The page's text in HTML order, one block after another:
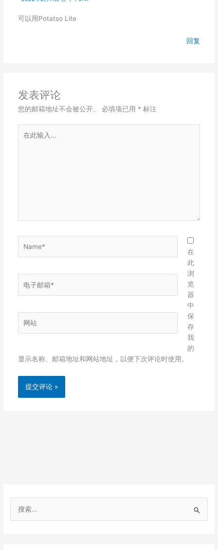
可以用Potatso Lite
回复
发表评论
您的邮箱地址不会被公开。 必填项已用 * 标注
子
箱
站
在
此
浏
览
器
中
保
存
我
的
显示名称、邮箱地址和网站地址，以便下次评论时使用。